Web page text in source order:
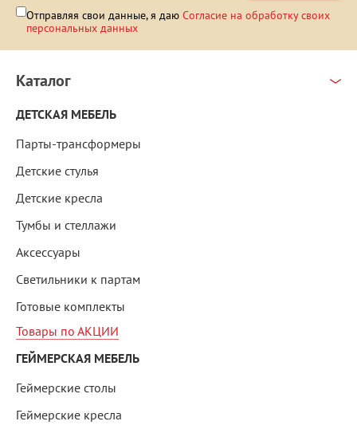
Отправляя свои данные, я даю Согласие на обработку своих
персональных данных
Каталог
ДЕТСКАЯ МЕБЕЛЬ
Парты-трансформеры
Детские стулья
Детские кресла
Тумбы и стеллажи
Аксессуары
Светильники к партам
Готовые комплекты
Товары по АКЦИИ
ГЕЙМЕРСКАЯ МЕБЕЛЬ
Геймерские столы
Геймерские кресла